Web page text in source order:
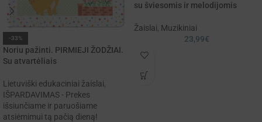
-33%
Noriu pažinti. PIRMIEJI ŽODŽIAI.
Su atvartėliais
Lietuviški edukaciniai žaislai,
IŠPARDAVIMAS - Prekes
išsiunčiame ir paruošiame
atsiėmimui tą pačią dieną!
su šviesomis ir melodijomis
Žaislai, Muzikiniai
23,99€